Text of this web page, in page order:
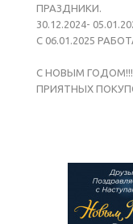
ПРАЗДНИКИ.
30.12.2024-
С 06.01.2025
С НОВЫМ ГОДОМ!!!
ПРИЯТНЫХ